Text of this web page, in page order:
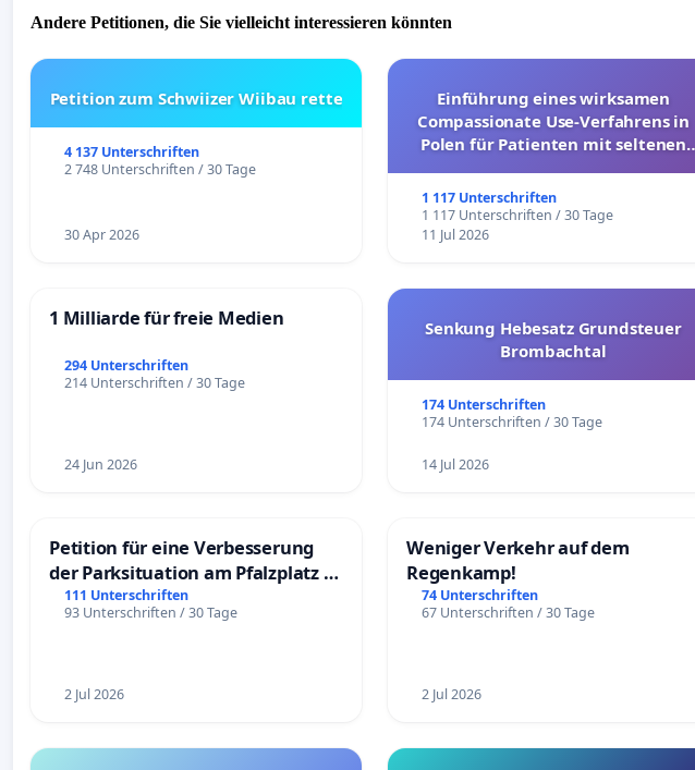
Andere Petitionen, die Sie vielleicht interessieren könnten
Petition zum Schwiizer Wiibau rette
4 137 Unterschriften
2 748 Unterschriften / 30 Tage
30 Apr 2026
Einführung eines wirksamen
Compassionate Use-Verfahrens in
Polen für Patienten mit seltenen
1 117 Unterschriften
1 117 Unterschriften / 30 Tage
11 Jul 2026
1 Milliarde für freie Medien
294 Unterschriften
214 Unterschriften / 30 Tage
24 Jun 2026
Senkung Hebesatz Grundsteuer
Brombachtal
174 Unterschriften
174 Unterschriften / 30 Tage
14 Jul 2026
Petition für eine Verbesserung
der Parksituation am Pfalzplatz in
Mannheim
111 Unterschriften
93 Unterschriften / 30 Tage
2 Jul 2026
Weniger Verkehr auf dem
Regenkamp!
74 Unterschriften
67 Unterschriften / 30 Tage
2 Jul 2026